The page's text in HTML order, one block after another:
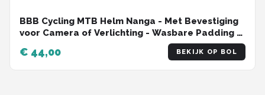
BBB Cycling MTB Helm Nanga - Met Bevestiging
voor Camera of Verlichting - Wasbare Padding -
Fietshelm Volwassenen: Heren & Dames - Mat
Olijf Groen - L - BHE-54
€ 44,00 BEKIJK OP BOL